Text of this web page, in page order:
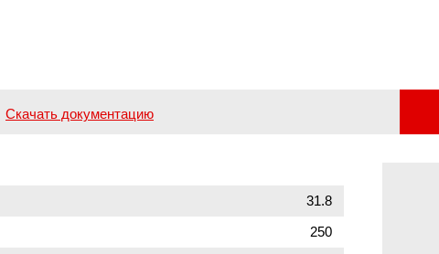
Скачать документацию
31.8
250